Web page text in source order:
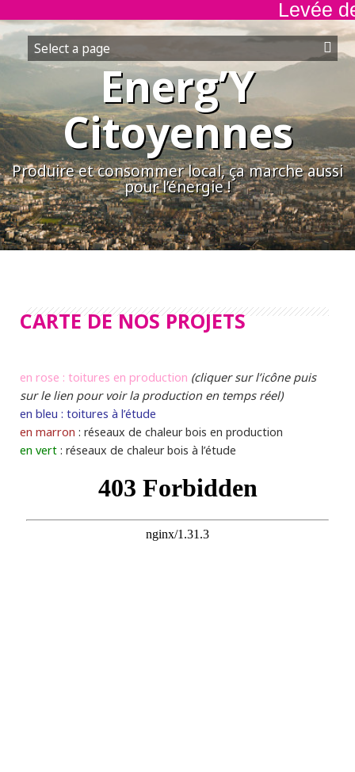
Levée
Aller
au
contenu
Energ’Y
Citoyennes
Produire et consommer local, ça marche aussi
pour l’énergie !
CARTE DE NOS PROJETS
en rose : toitures en production (cliquer sur l’icône puis
sur le lien pour voir la production en temps réel)
en bleu : toitures à l’étude
en marron : réseaux de chaleur bois en production
en vert : réseaux de chaleur bois à l’étude